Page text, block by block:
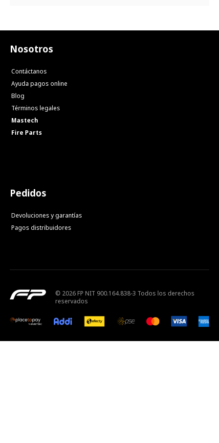
Nosotros
Contáctanos
Ayuda pagos online
Blog
Términos legales
Mastech
Fire Parts
Pedidos
Devoluciones y garantías
Pagos distribuidores
© 2026 FP NIT 900.164.838-3 Todos los derechos
reservados